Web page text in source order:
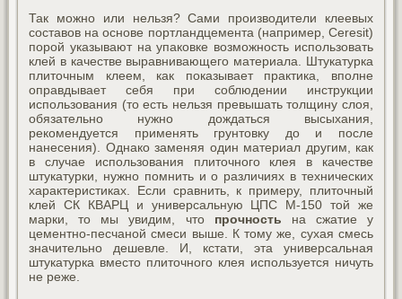
Так можно или нельзя? Сами производители клеевых
составов на основе портландцемента (например, Ceresit)
порой указывают на упаковке возможность использовать
клей в качестве выравнивающего материала. Штукатурка
плиточным клеем, как показывает практика, вполне
оправдывает себя при соблюдении инструкции
использования (то есть нельзя превышать толщину слоя,
обязательно нужно дождаться высыхания,
рекомендуется применять грунтовку до и после
нанесения). Однако заменяя один материал другим, как
в случае использования плиточного клея в качестве
штукатурки, нужно помнить и о различиях в технических
характеристиках. Если сравнить, к примеру, плиточный
клей СК КВАРЦ и универсальную ЦПС М-150 той же
марки, то мы увидим, что прочность на сжатие у
цементно-песчаной смеси выше. К тому же, сухая смесь
значительно дешевле. И, кстати, эта универсальная
штукатурка вместо плиточного клея используется ничуть
не реже.